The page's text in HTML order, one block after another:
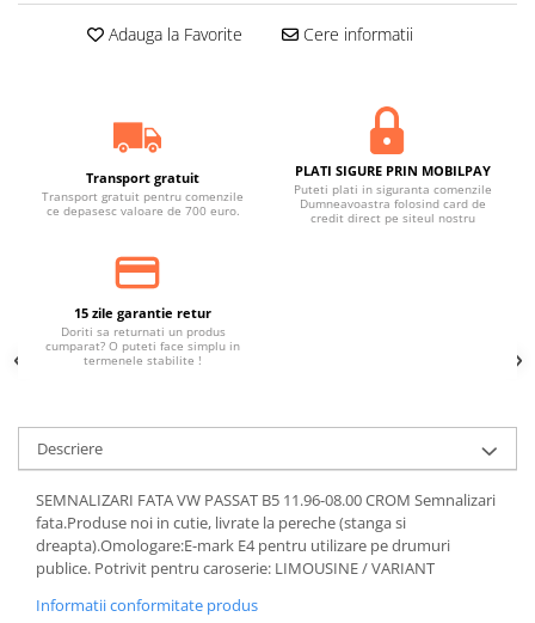
Tuning evacuare
Accesorii tobe
Banda termoizolata
Tuning iluminari
Becuri LED
Kituri xenon
Proiectoare ceata
Semnalizari aripa
Semnalizari fata
Adauga la Favorite Cere informatii
Transport gratuit
Transport gratuit pentru comenzile
ce depasesc valoare de 700 euro.
PLATI SIGURE PRIN MOBILPAY
Puteti plati in siguranta comenzile
Dumneavoastra folosind card de
credit direct pe siteul nostru
15 zile garantie retur
Doriti sa returnati un produs
cumparat? O puteti face simplu in
termenele stabilite !
Descriere
SEMNALIZARI FATA VW PASSAT B5 11.96-08.00 CROM Semnalizari
fata.Produse noi in cutie, livrate la pereche (stanga si
dreapta).Omologare:E-mark E4 pentru utilizare pe drumuri
publice. Potrivit pentru caroserie: LIMOUSINE / VARIANT
Informatii conformitate produs